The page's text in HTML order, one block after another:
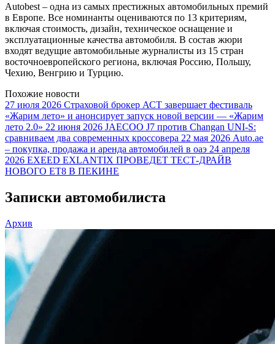
Autobest – одна из самых престижных автомобильных премий
в Европе. Все номинанты оцениваются по 13 критериям,
включая стоимость, дизайн, техническое оснащение и
эксплуатационные качества автомобиля. В состав жюри
входят ведущие автомобильные журналисты из 15 стран
восточноевропейского региона, включая Россию, Польшу,
Чехию, Венгрию и Турцию.
Похожие новости
27 июля 2026 Страховой брокер АСТ завершает фестиваль
«Жарим лето» и анонсирует запуск новой версии — «Жарим
лето 2.0» 22 июня 2026 JAECOO J7 против Changan UNI-S:
сравниваем два современных кроссовера 22 мая 2026 Auto.ae
– покупка, продажа и аренда автомобилей в оаэ 24 апреля
2026 EXEED EXLANTIX ПРОВЕДЕТ ТЕСТ-ДРАЙВ
НОВОГО ET8 В ПЕКИНЕ
Записки автомобилиста
Архив